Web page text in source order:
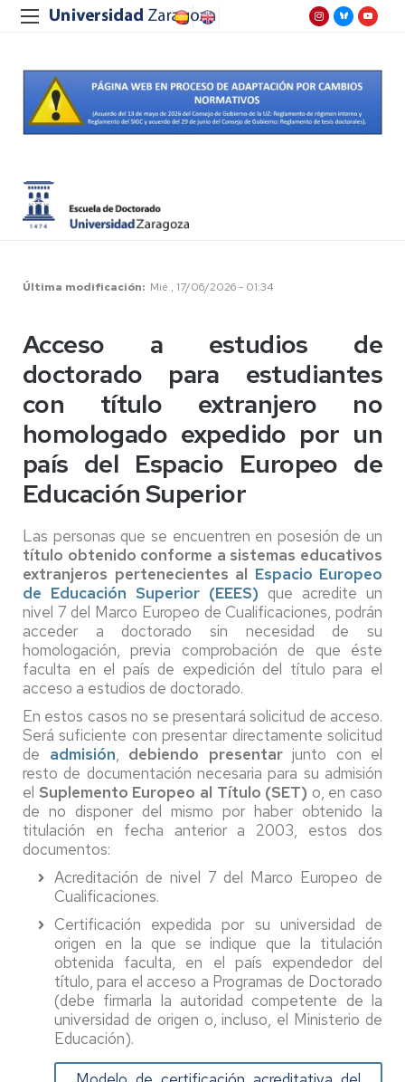
Última modificación Mié , 17/06/2026 - 01:34
Acceso a estudios de
doctorado para estudiantes
con título extranjero no
homologado expedido por un
país del Espacio Europeo de
Educación Superior
Las personas que se encuentren en posesión de un
título obtenido conforme a sistemas educativos
extranjeros pertenecientes al Espacio Europeo
de Educación Superior (EEES) que acredite un
nivel 7 del Marco Europeo de Cualificaciones, podrán
acceder a doctorado sin necesidad de su
homologación, previa comprobación de que éste
faculta en el país de expedición del título para el
acceso a estudios de doctorado.
En estos casos no se presentará solicitud de acceso.
Será suficiente con presentar directamente solicitud
de admisión, debiendo presentarjunto con el
resto de documentación necesaria para su admisión
el Suplemento Europeo al Título (SET) o, en caso
de no disponer del mismo por haber obtenido la
titulación en fecha anterior a 2003, estos dos
documentos:
Acreditación de nivel 7 del Marco Europeo de
Cualificaciones.
Certificación expedida por su universidad de
origen en la que se indique que la titulación
obtenida faculta, en el país expendedor del
título, para el acceso a Programas de Doctorado
(debe firmarla la autoridad competente de la
universidad de origen o, incluso, el Ministerio de
Educación).